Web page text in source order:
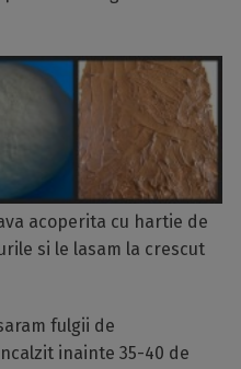
acoperita cu hartie de
si le lasam la crescut
fulgii de
inainte 35-40 de